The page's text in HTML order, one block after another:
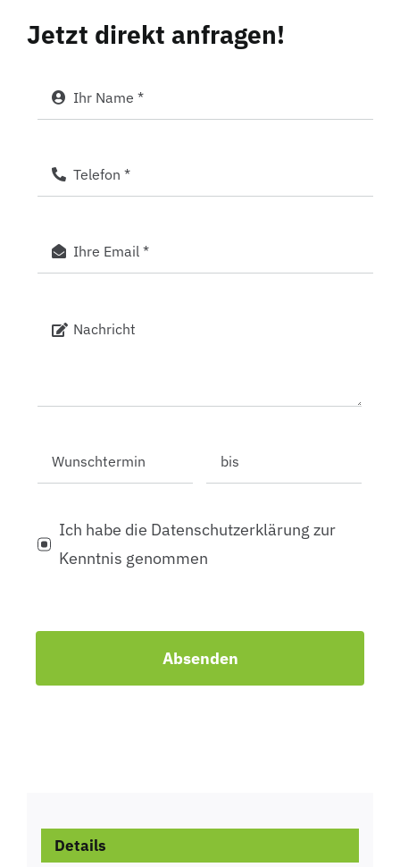
Jetzt direkt anfragen!
Ich habe die Datenschutzerklärung zur
Kenntnis genommen
Absenden
Details